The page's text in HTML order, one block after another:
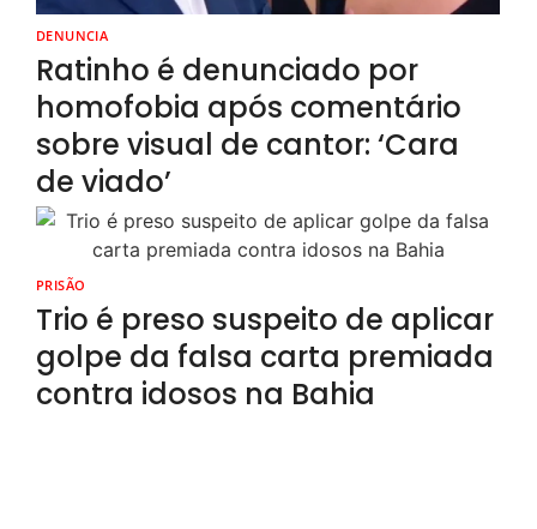
DENUNCIA
Ratinho é denunciado por
homofobia após comentário
sobre visual de cantor: ‘Cara
de viado’
PRISÃO
Trio é preso suspeito de aplicar
golpe da falsa carta premiada
contra idosos na Bahia